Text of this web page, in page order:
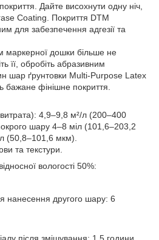
Дайте висохнути одну ніч,
Coating. Покриття DTM
для забезпечення адгезії та
маркерної дошки більше не
її, обробіть абразивним
шар ґрунтовки Multi-Purpose Latex
бажане фінішне покриття.
4,9–9,8 м²/л (200–400
шару 4–8 міл (101,6–203,2
(50,8–101,6 мкм).
та текстури.
вологості 50%:
нанесення другого шару: 6
після змішування: 1,5 години.